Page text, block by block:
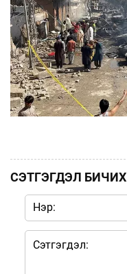
СЭТГЭГДЭЛ БИЧИХ